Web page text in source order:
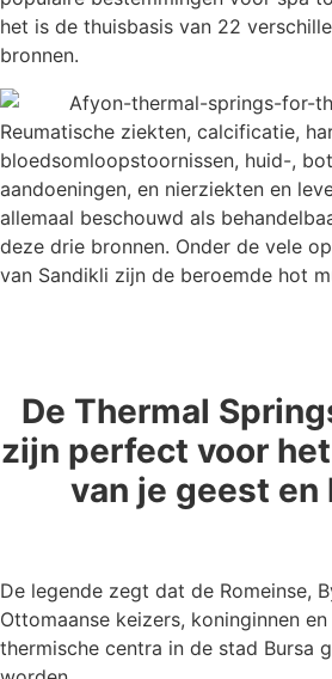
het is de thuisbasis van 22
bronnen.
Reumatische ziekten, calcificatie,
bloedsomloopstoornissen, huid-,
aandoeningen, en nierziekten en
allemaal beschouwd als
deze drie bronnen. Onder de vele
van Sandikli zijn de beroemde hot
De Thermal
zijn perfect voor
van je geest en
De legende zegt dat de Romeinse,
Ottomaanse keizers, koninginnen
thermische centra in de stad Bursa